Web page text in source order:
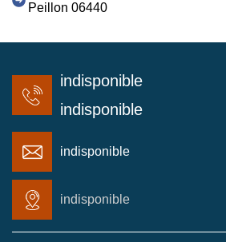
Peillon 06440
indisponible
indisponible
indisponible
indisponible